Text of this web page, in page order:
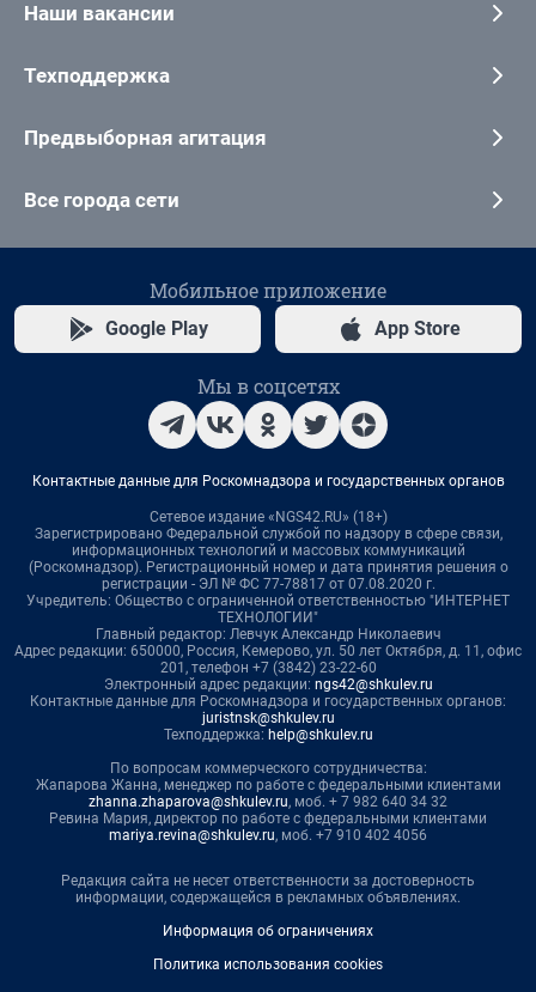
Наши вакансии
Техподдержка
Предвыборная агитация
Все города сети
Мобильное приложение
Google Play App Store
Мы в соцсетях
Контактные данные для Роскомнадзора и государственных органов
Сетевое издание «NGS42.RU» (18+)
Зарегистрировано Федеральной службой по надзору в сфере связи,
информационных технологий и массовых коммуникаций
(Роскомнадзор). Регистрационный номер и дата принятия решения о
регистрации - ЭЛ № ФС 77-78817 от 07.08.2020 г.
Учредитель: Общество с ограниченной ответственностью "ИНТЕРНЕТ
ТЕХНОЛОГИИ"
Главный редактор: Левчук Александр Николаевич
Адрес редакции: 650000, Россия, Кемерово, ул. 50 лет Октября, д. 11, офис
201, телефон +7 (3842) 23-22-60
Электронный адрес редакции: ngs42@shkulev.ru
Контактные данные для Роскомнадзора и государственных органов:
juristnsk@shkulev.ru
Техподдержка: help@shkulev.ru
По вопросам коммерческого сотрудничества:
Жапарова Жанна, менеджер по работе с федеральными клиентами
zhanna.zhaparova@shkulev.ru, моб. + 7 982 640 34 32
Ревина Мария, директор по работе с федеральными клиентами
mariya.revina@shkulev.ru, моб. +7 910 402 4056
Редакция сайта не несет ответственности за достоверность
информации, содержащейся в рекламных объявлениях.
Информация об ограничениях
Политика использования cookies